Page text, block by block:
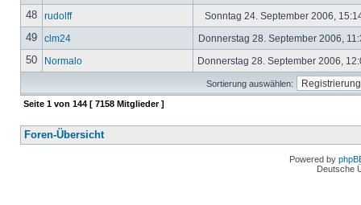
48 rudolff Sonntag 24. September 2006,
49 clm24 Donnerstag 28. September 2006,
50 Normalo Donnerstag 28. September 2006,
Sortierung auswählen:
Seite 1 von 144 [ 7158 Mitglieder ]
Foren-Übersicht
Powered by
Deutsche